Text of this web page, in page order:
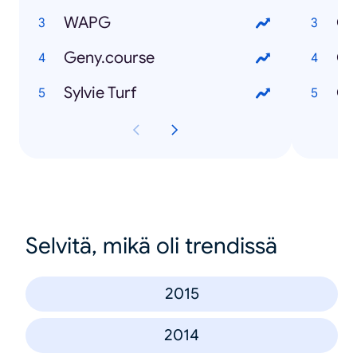
WAPG
Geny.course
Sylvie Turf
Selvitä, mikä oli trendissä
2015
2014